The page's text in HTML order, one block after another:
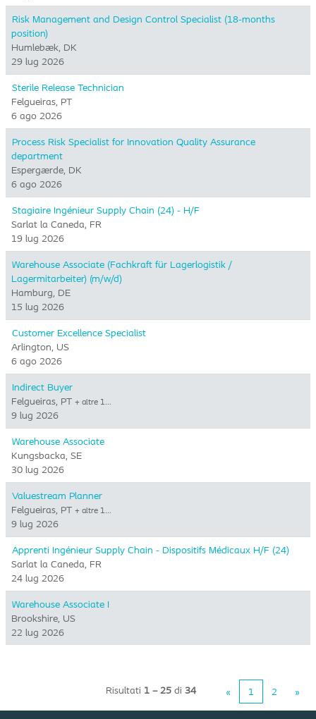
Risk Management and Design Control Specialist (18-months
position)
Humlebæk, DK
29 lug 2026
Sterile Release Technician
Felgueiras, PT
6 ago 2026
Process Risk Specialist for Innovation Quality Assurance
department
Espergærde, DK
6 ago 2026
Stagiaire Ingénieur Supply Chain (24) - H/F
Sarlat la Caneda, FR
19 lug 2026
Warehouse Associate (Fachkraft für Lagerlogistik /
Lagermitarbeiter) (m/w/d)
Hamburg, DE
15 lug 2026
Customer Excellence Specialist
Arlington, US
6 ago 2026
Indirect Buyer
Felgueiras, PT + altre 1…
9 lug 2026
Warehouse Associate
Kungsbacka, SE
30 lug 2026
Valuestream Planner
Felgueiras, PT + altre 1…
9 lug 2026
Apprenti Ingénieur Supply Chain - Dispositifs Médicaux H/F (24)
Sarlat la Caneda, FR
24 lug 2026
Warehouse Associate I
Brookshire, US
22 lug 2026
Risultati 1 – 25 di 34 « 1 2 »